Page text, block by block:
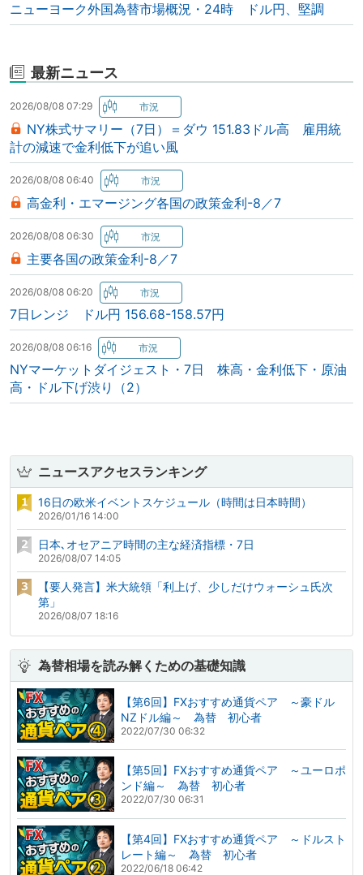
ニューヨーク外国為替市場概況・24時 ドル円、堅調
最新ニュース
2026/08/08 07:29
NY株式サマリー（7日）＝ダウ 151.83ドル高 雇用統
計の減速で金利低下が追い風
2026/08/08 06:40
高金利・エマージング各国の政策金利-8／7
2026/08/08 06:30
主要各国の政策金利-8／7
2026/08/08 06:20
7日レンジ ドル円 156.68-158.57円
2026/08/08 06:16
NYマーケットダイジェスト・7日 株高・金利低下・原油
高・ドル下げ渋り（2）
ニュースアクセスランキング
16日の欧米イベントスケジュール（時間は日本時間）
2026/01/16 14:00
日本､オセアニア時間の主な経済指標・7日
2026/08/07 14:05
【要人発言】米大統領「利上げ、少しだけウォーシュ氏次
第」
2026/08/07 18:16
為替相場を読み解くための基礎知識
【第6回】FXおすすめ通貨ペア ～豪ドル
NZドル編～ 為替 初心者
2022/07/30 06:32
【第5回】FXおすすめ通貨ペア ～ユーロポ
ンド編～ 為替 初心者
2022/07/30 06:31
【第4回】FXおすすめ通貨ペア ～ドルスト
レート編～ 為替 初心者
2022/06/18 06:42